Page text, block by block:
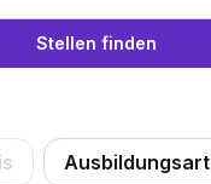
Stellen finden
Ausbildungsart